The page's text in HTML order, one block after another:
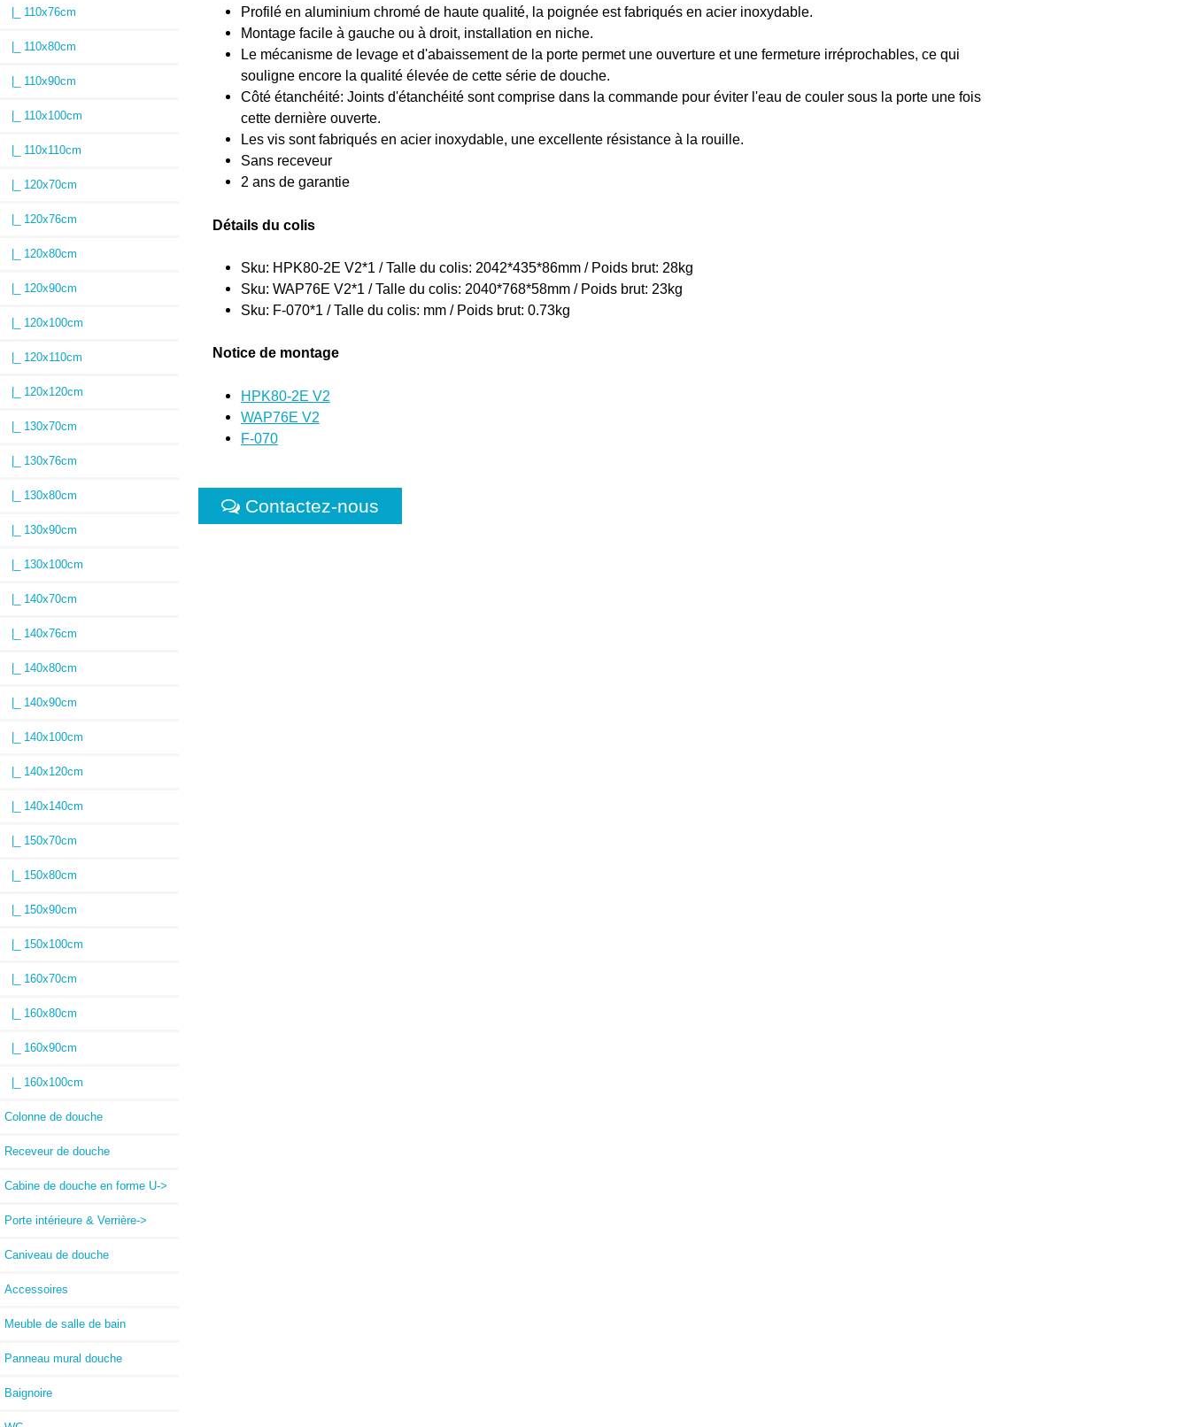
|_ 110x76cm
|_ 110x80cm
|_ 110x90cm
|_ 110x100cm
|_ 110x110cm
|_ 120x70cm
|_ 120x76cm
|_ 120x80cm
|_ 120x90cm
|_ 120x100cm
|_ 120x110cm
|_ 120x120cm
|_ 130x70cm
|_ 130x76cm
|_ 130x80cm
|_ 130x90cm
|_ 130x100cm
|_ 140x70cm
|_ 140x76cm
|_ 140x80cm
|_ 140x90cm
|_ 140x100cm
|_ 140x120cm
|_ 140x140cm
|_ 150x70cm
|_ 150x80cm
|_ 150x90cm
|_ 150x100cm
|_ 160x70cm
|_ 160x80cm
|_ 160x90cm
|_ 160x100cm
Colonne de douche
Receveur de douche
Cabine de douche en forme U->
Porte intérieure & Verrière->
Caniveau de douche
Accessoires
Meuble de salle de bain
Panneau mural douche
Baignoire
Profilé en aluminium chromé de haute qualité, la poignée est fabriqués en acier inoxydable.
Montage facile à gauche ou à droit, installation en niche.
Le mécanisme de levage et d'abaissement de la porte permet une ouverture et une fermeture irréprochables, ce qui
souligne encore la qualité élevée de cette série de douche.
Côté étanchéité: Joints d'étanchéité sont comprise dans la commande pour éviter l'eau de couler sous la porte une fois
cette dernière ouverte.
Les vis sont fabriqués en acier inoxydable, une excellente résistance à la rouille.
Sans receveur
2 ans de garantie
Détails du colis
Sku: HPK80-2E V2*1 / Talle du colis: 2042*435*86mm / Poids brut: 28kg
Sku: WAP76E V2*1 / Talle du colis: 2040*768*58mm / Poids brut: 23kg
Sku: F-070*1 / Talle du colis: mm / Poids brut: 0.73kg
Notice de montage
HPK80-2E V2
WAP76E V2
F-070
Contactez-nous